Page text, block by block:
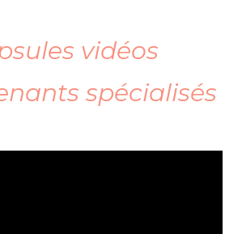
vidéos
spécialisés